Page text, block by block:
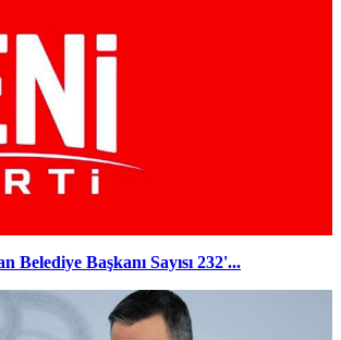
Belediye Başkanı Sayısı 232'...